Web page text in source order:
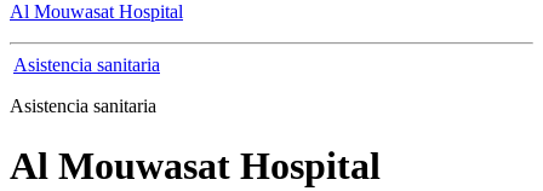
Al Mouwasat Hospital
Asistencia sanitaria
Asistencia sanitaria
Al Mouwasat Hospital